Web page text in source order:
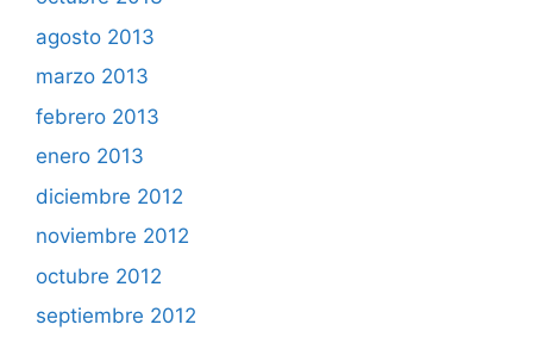
agosto 2013
marzo 2013
febrero 2013
enero 2013
diciembre 2012
noviembre 2012
octubre 2012
septiembre 2012